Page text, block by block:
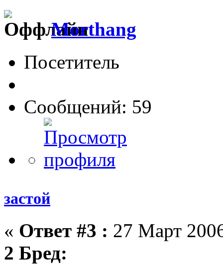
Morthang
Посетитель
Сообщений: 59
застой
« Ответ #3 : 27 Март
2 Бред: